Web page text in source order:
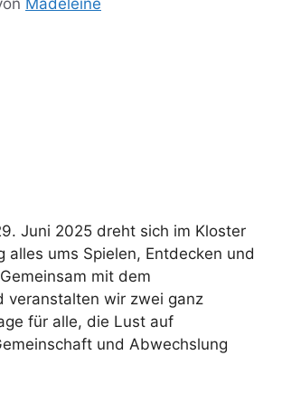
Juni 2025 dreht sich im Kloster
alles ums Spielen, Entdecken und
mit dem
veranstalten wir zwei ganz
für alle, die Lust auf
und Abwechslung